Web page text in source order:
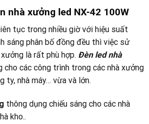
nhà xưởng led NX-42 100W
tục trong nhiều giờ với hiệu suất
sáng phân bố đồng đều thì việc sử
là rất phù hợp. Đèn led nhà
cho các công trình trong các nhà xưởng
ty, nhà máy… vừa và lớn.
thông dụng chiếu sáng cho các nhà
kho..